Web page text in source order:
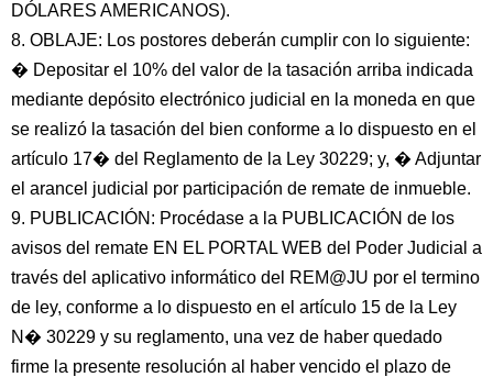
DÓLARES AMERICANOS).
8. OBLAJE: Los postores deberán cumplir con lo siguiente:
� Depositar el 10% del valor de la tasación arriba indicada
mediante depósito electrónico judicial en la moneda en que
se realizó la tasación del bien conforme a lo dispuesto en el
artículo 17� del Reglamento de la Ley 30229; y, � Adjuntar
el arancel judicial por participación de remate de inmueble.
9. PUBLICACIÓN: Procédase a la PUBLICACIÓN de los
avisos del remate EN EL PORTAL WEB del Poder Judicial a
través del aplicativo informático del REM@JU por el termino
de ley, conforme a lo dispuesto en el artículo 15 de la Ley
N� 30229 y su reglamento, una vez de haber quedado
firme la presente resolución al haber vencido el plazo de